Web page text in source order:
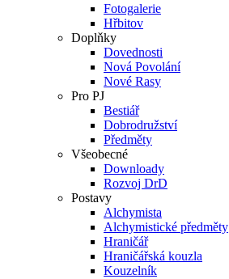
Fotogalerie
Hřbitov
Doplňky
Dovednosti
Nová Povolání
Nové Rasy
Pro PJ
Bestiář
Dobrodružství
Předměty
Všeobecné
Downloady
Rozvoj DrD
Postavy
Alchymista
Alchymistické předměty
Hraničář
Hraničářská kouzla
Kouzelník